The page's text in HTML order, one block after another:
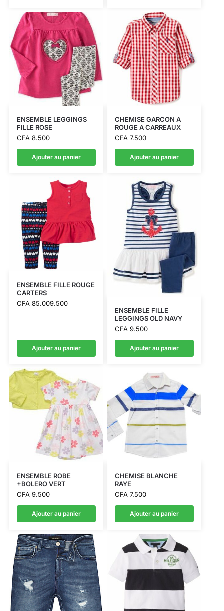
ENSEMBLE LEGGINGS
FILLE ROSE
CFA8.500
Ajouter au panier
CHEMISE GARCON A
ROUGE A CARREAUX
CFA7.500
Ajouter au panier
ENSEMBLE FILLE ROUGE
CARTERS
CFA85.009.500
Ajouter au panier
ENSEMBLE FILLE
LEGGINGS OLD NAVY
CFA9.500
Ajouter au panier
ENSEMBLE ROBE
+BOLERO VERT
CFA9.500
Ajouter au panier
CHEMISE BLANCHE
RAYE
CFA7.500
Ajouter au panier